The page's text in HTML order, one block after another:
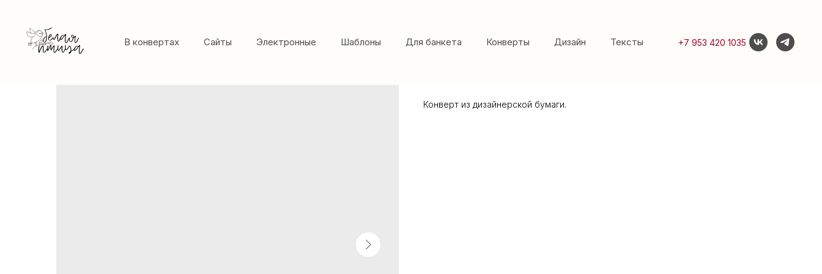
В конвертах Сайты Электронные Шаблоны Для банкета Конверты Дизайн Тексты +7 953 420 1035
Конверт из дизайнерской бумаги.